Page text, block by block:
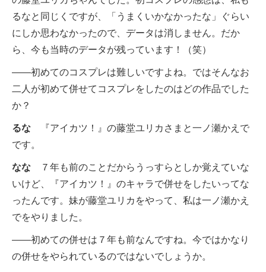
るなと同じくですが、「うまくいかなかったな」ぐらい
にしか思わなかったので、データは消しません。だか
ら、今も当時のデータが残っています！（笑）
――初めてのコスプレは難しいですよね。ではそんなお
二人が初めて併せてコスプレをしたのはどの作品でした
か？
るな 『アイカツ！』の藤堂ユリカさまと一ノ瀬かえで
です。
なな ７年も前のことだからうっすらとしか覚えていな
いけど、『アイカツ！』のキャラで併せをしたいってな
ったんです。妹が藤堂ユリカをやって、私は一ノ瀬かえ
でをやりました。
――初めての併せは７年も前なんですね。今ではかなり
の併せをやられているのではないでしょうか。